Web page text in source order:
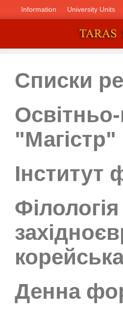
Information University Units
Списки
"Магістр"
Інститут
Денна